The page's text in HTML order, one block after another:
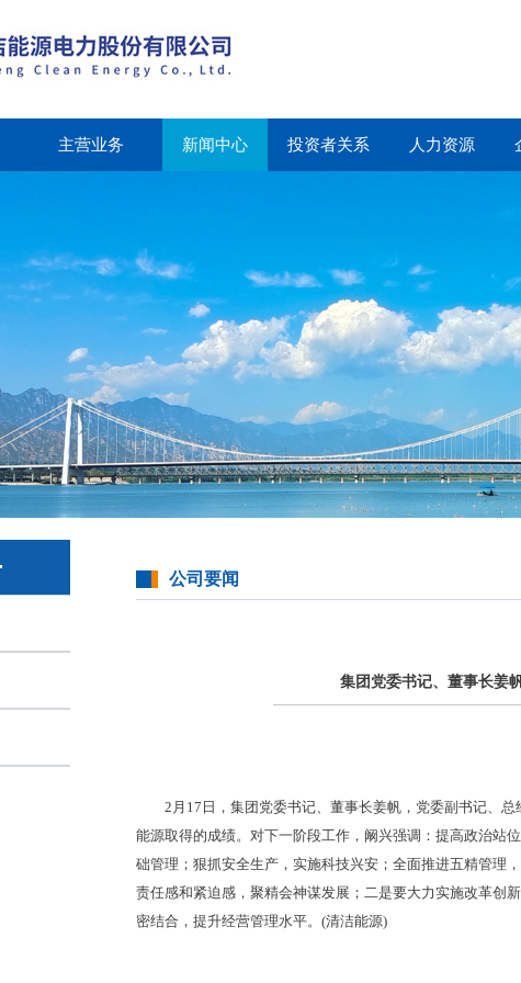
主营业务 新闻中心 投资者关系 人力资源
公司要闻
集团党委书记、董事长姜
2月17日，集团党委书记、董事长姜帆，党委副书记、
能源取得的成绩。对下一阶段工作，阚兴强调：提高政治站
础管理；狠抓安全生产，实施科技兴安；全面推进五精管理
责任感和紧迫感，聚精会神谋发展；二是要大力实施改革创
密结合，提升经营管理水平。(清洁能源)